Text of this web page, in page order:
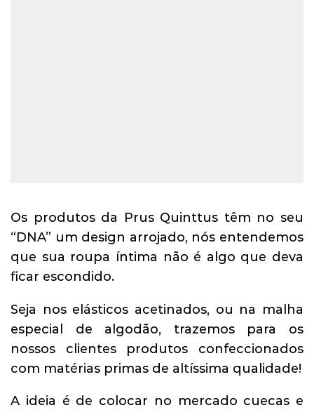
Os produtos da Prus Quinttus têm no seu
“DNA” um design arrojado, nós entendemos
que sua roupa íntima não é algo que deva
ficar escondido.
Seja nos elásticos acetinados, ou na malha
especial de algodão, trazemos para os
nossos clientes produtos confeccionados
com matérias primas de altíssima qualidade!
A ideia é de colocar no mercado cuecas e